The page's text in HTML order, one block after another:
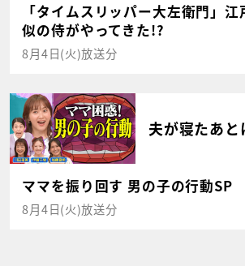
「タイムスリッパー大左衛門」
似の侍がやってきた!?
8月4日(火)放送分
夫が寝たあと
ママを振り回す 男の子の行動SP
8月4日(火)放送分